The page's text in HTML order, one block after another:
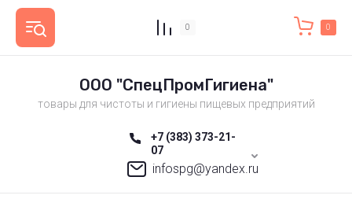
0 0
ООО "СпецПромГигиена"
товары для чистоты и гигиены пищевых предприятий
+7 (383) 373-21-
07
infospg@yandex.ru